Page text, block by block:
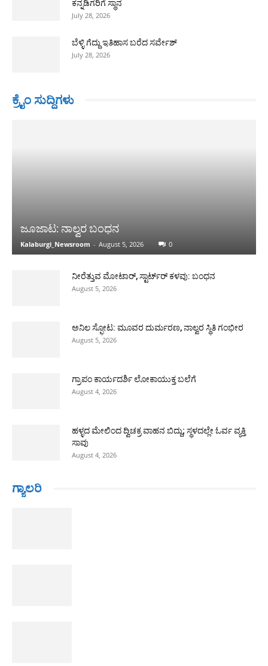
ಕನ್ನಡಿಗರಿಗೆ ಸ್ಥಾನ
July 28, 2026
ಬೆಳ್ಳಿ ಗೆದ್ದು ಇತಿಹಾಸ ಬರೆದ ಸರ್ವೇಶ್
July 28, 2026
ಕ್ರೈಂ ಸುದ್ದಿಗಳು
ಜೂಜಾಟ: ನಾಲ್ವರ ಬಂಧನ
Kalaburgi_Newsroom - August 5, 2026 0
ನೀರೆತ್ತುವ ಮೋಟಾರ್, ಸ್ಟಾರ್ಟ್‍ರ್ ಕಳವು: ಬಂಧನ
August 5, 2026
ಅನಿಲ ಸ್ಫೋಟ: ಮೂವರ ದುರ್ಮರಣ, ನಾಲ್ವರ ಸ್ಥಿತಿ ಗಂಭೀರ
August 5, 2026
ಗ್ರಾಪಂ ಕಾರ್ಯದರ್ಶಿ ಲೋಕಾಯುಕ್ತ ಬಲೆಗೆ
August 4, 2026
ಹಳ್ಳದ ಮೇಲಿಂದ ದ್ವಿಚಕ್ರ ವಾಹನ ಬಿದ್ದು; ಸ್ಥಳದಲ್ಲೇ ಓರ್ವ ವ್ಯಕ್ತಿ
ಸಾವು
August 4, 2026
ಗ್ಯಾಲರಿ